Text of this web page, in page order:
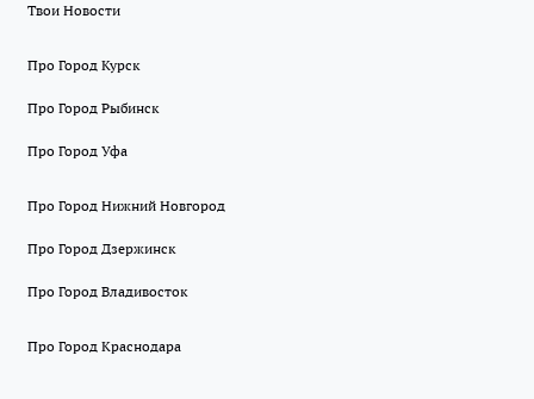
Твои Новости
Про Город Курск
Про Город Рыбинск
Про Город Уфа
Про Город Нижний Новгород
Про Город Дзержинск
Про Город Владивосток
Про Город Краснодара